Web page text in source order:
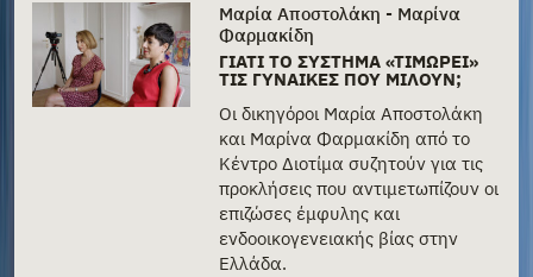
Μαρία Αποστολάκη - Μαρίνα
Φαρμακίδη
ΓΙΑΤΊ ΤΟ ΣΎΣΤΗΜΑ «ΤΙΜΩΡΕΊ»
ΤΙΣ ΓΥΝΑΊΚΕΣ ΠΟΥ ΜΙΛΟΎΝ;
Οι δικηγόροι Μαρία Αποστολάκη
και Μαρίνα Φαρμακίδη από το
Κέντρο Διοτίμα συζητούν για τις
προκλήσεις που αντιμετωπίζουν οι
επιζώσες έμφυλης και
ενδοοικογενειακής βίας στην
Ελλάδα.